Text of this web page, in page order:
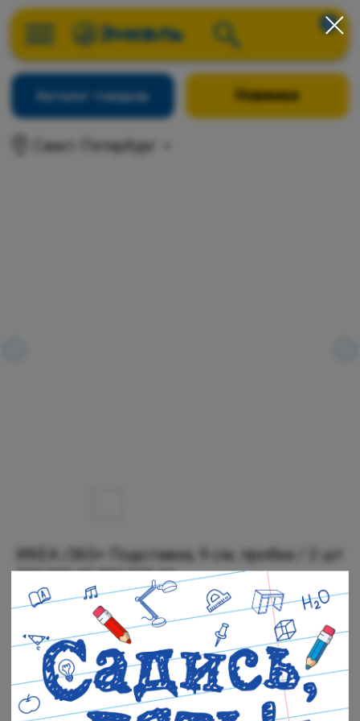
Каталог товаров Новинки
Санкт-Петербург
ИКЕА /365+ Подставка, 9 см, пробка / 2 шт
502.829.45 802.829.44
SKU:703.789.80
Мало в наличии
Черная речка: Нет в наличии
Полюстровский: Мало в наличии